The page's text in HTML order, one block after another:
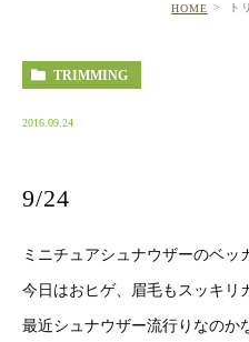
HOME ト
TRIMMING
2016.09.24
9/24
ミニチュアシュナウザーのベッ
今日はおヒゲ、眉毛もスッキリ
最近シュナウザー流行りなのか